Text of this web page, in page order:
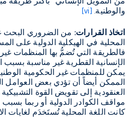
والوطنية. [vi]
اتخاذ القرارات: من الضروري
المحلية في الهيكلية الدولية على
فالطريقة التي تُضمُّ بها المنظمات
الإنسانية القطرية غير مناسبة بسبب
يمكن للمنظمات غير الحكومية
الممكن أيضاً أن تؤدي بعض العوامل
العنقودية إلى تقويض القوة
مواقف الكوادر الدولية أو ربما
كانت اللغة المحلية تُستَخدَم لغايات